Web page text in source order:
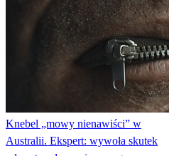
Knebel „mowy nienawiści” w
Australii. Ekspert: wywoła skutek